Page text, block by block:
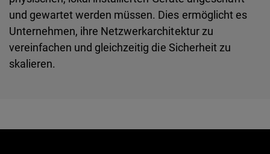
und gewartet werden müssen. Dies ermöglicht es
Unternehmen, ihre Netzwerkarchitektur zu
vereinfachen und gleichzeitig die Sicherheit zu
skalieren.